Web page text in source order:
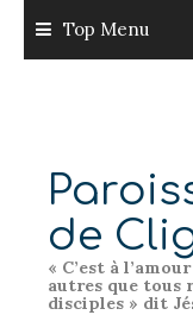
content
Top Menu
de
« C’est à
autres que tous
disciples » dit